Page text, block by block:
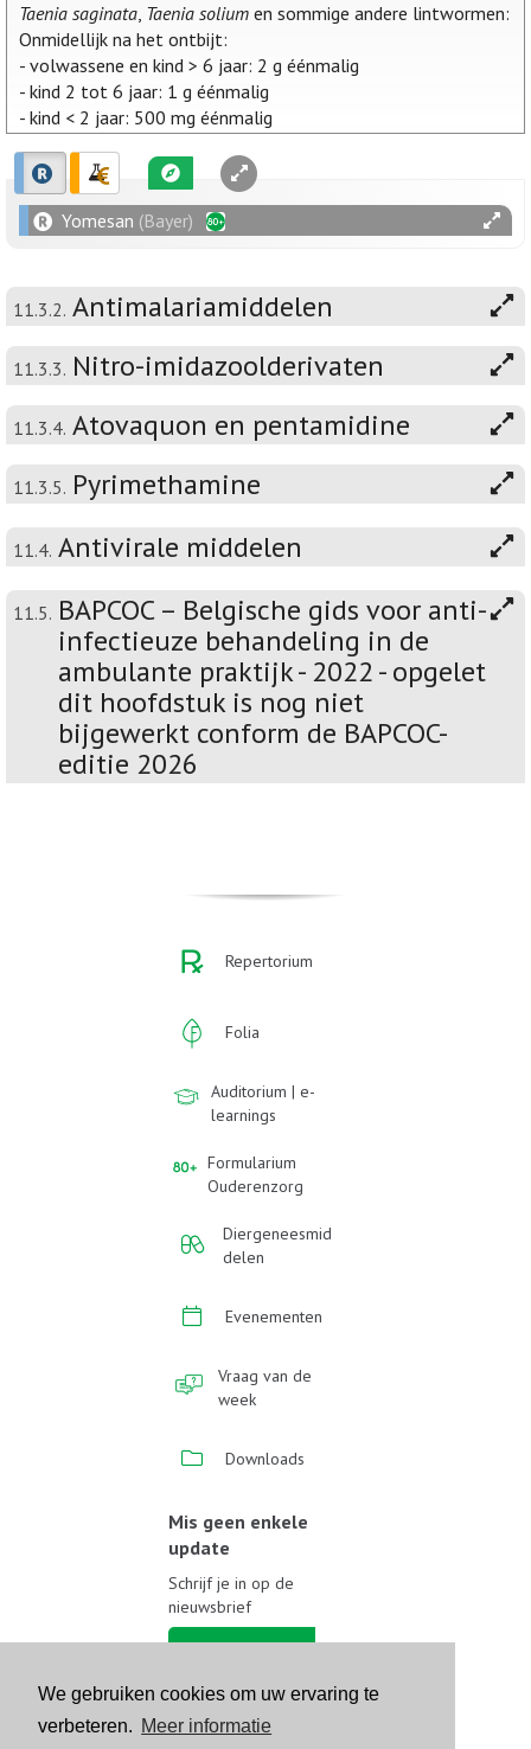
We gebruiken cookies om uw ervaring te
verbeteren. Meer informatie
Taenia saginata, Taenia solium en sommige andere lintwormen:
Onmidellijk na het ontbijt:
- volwassene en kind > 6 jaar: 2 g éénmalig
- kind 2 tot 6 jaar: 1 g éénmalig
- kind < 2 jaar: 500 mg éénmalig
Yomesan (Bayer)
11.3.2. Antimalariamiddelen
11.3.3. Nitro-imidazoolderivaten
11.3.4. Atovaquon en pentamidine
11.3.5. Pyrimethamine
11.4. Antivirale middelen
11.5. BAPCOC – Belgische gids voor anti-
infectieuze behandeling in de
ambulante praktijk - 2022 - opgelet
dit hoofdstuk is nog niet
bijgewerkt conform de BAPCOC-
editie 2026
Repertorium
Folia
Auditorium | e-
learnings
Formularium
Ouderenzorg
Diergeneesmid
delen
Evenementen
Vraag van de
week
Downloads
Mis geen enkele
update
Schrijf je in op de
nieuwsbrief
Volg ons op sociale media